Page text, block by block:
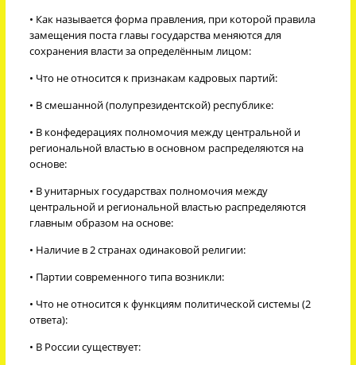
• Как называется форма правления, при которой правила
замещения поста главы государства меняются для
сохранения власти за определённым лицом:
• Что не относится к признакам кадровых партий:
• В смешанной (полупрезидентской) республике:
• В конфедерациях полномочия между центральной и
региональной властью в основном распределяются на
основе:
• В унитарных государствах полномочия между
центральной и региональной властью распределяются
главным образом на основе:
• Наличие в 2 странах одинаковой религии:
• Партии современного типа возникли:
• Что не относится к функциям политической системы (2
ответа):
• В России существует: